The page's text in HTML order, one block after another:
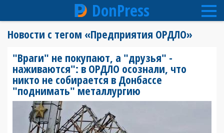
содержанию
DonPress
Новости с тегом «Предприятия ОРДЛО»
"Враги" не покупают, а "друзья" -
наживаются": в ОРДЛО осознали, что
никто не собирается в Донбассе
"поднимать" металлургию